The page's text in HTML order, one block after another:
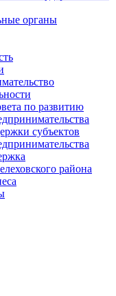
органы
по развитию
субъектов
района